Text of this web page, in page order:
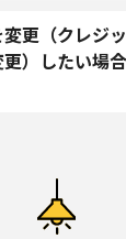
更（クレジ
）したい場